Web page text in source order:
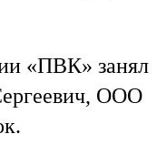
«ПВК» занял
ООО